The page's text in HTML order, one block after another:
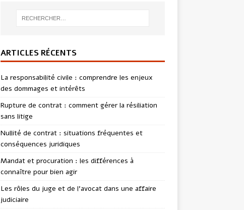
ARTICLES RÉCENTS
La responsabilité civile : comprendre les enjeux
des dommages et intérêts
Rupture de contrat : comment gérer la résiliation
sans litige
Nullité de contrat : situations fréquentes et
conséquences juridiques
Mandat et procuration : les différences à
connaître pour bien agir
Les rôles du juge et de l’avocat dans une affaire
judiciaire